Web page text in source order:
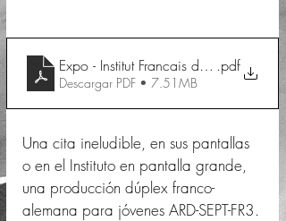
Expo - Institut Francais de Cologne
.pdf
Descargar PDF • 7.51MB
Una cita ineludible, en sus pantallas
o en el Instituto en pantalla grande,
una producción dúplex franco-
alemana para jóvenes ARD-SEPT-FR3.